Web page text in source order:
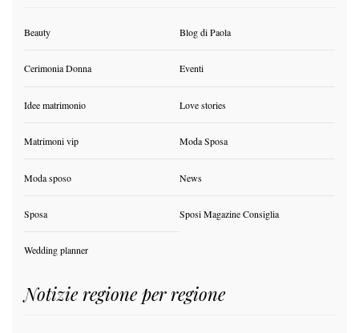
Beauty Blog di Paola
Cerimonia Donna Eventi
Idee matrimonio Love stories
Matrimoni vip Moda Sposa
Moda sposo News
Sposa Sposi Magazine Consiglia
Wedding planner
Notizie regione per regione